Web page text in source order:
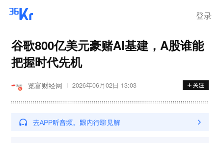
登录
谷歌800亿美元豪赌AI基建，A股谁能
把握时代先机
览富财经网 2026年06月02日 13:03